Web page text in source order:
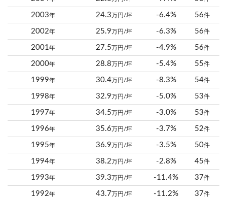
2003年 24.3 万円/坪 -6.4% 56件
2002年 25.9 万円/坪 -6.3% 56件
2001年 27.5 万円/坪 -4.9% 56件
2000年 28.8 万円/坪 -5.4% 55件
1999年 30.4万円/坪 -8.3% 54件
1998年 32.9 万円/坪 -5.0% 53件
1997年 34.5 万円/坪 -3.0% 53件
1996年 35.6 万円/坪 -3.7% 52件
1995年 36.9 万円/坪 -3.5% 50件
1994年 38.2 万円/坪 -2.8% 45件
1993年 39.3 万円/坪 -11.4% 37件
1992年 43.7 万円/坪 -11.2% 37件